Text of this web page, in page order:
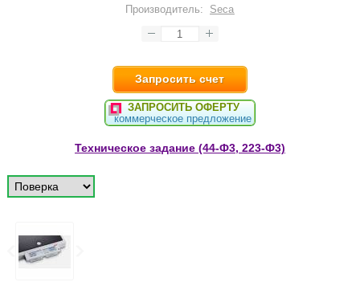
Производитель:
Seca
Запросить счет
ЗАПРОСИТЬ ОФЕРТУ
коммерческое предложение
Техническое задание (44-Ф3, 223-Ф3)